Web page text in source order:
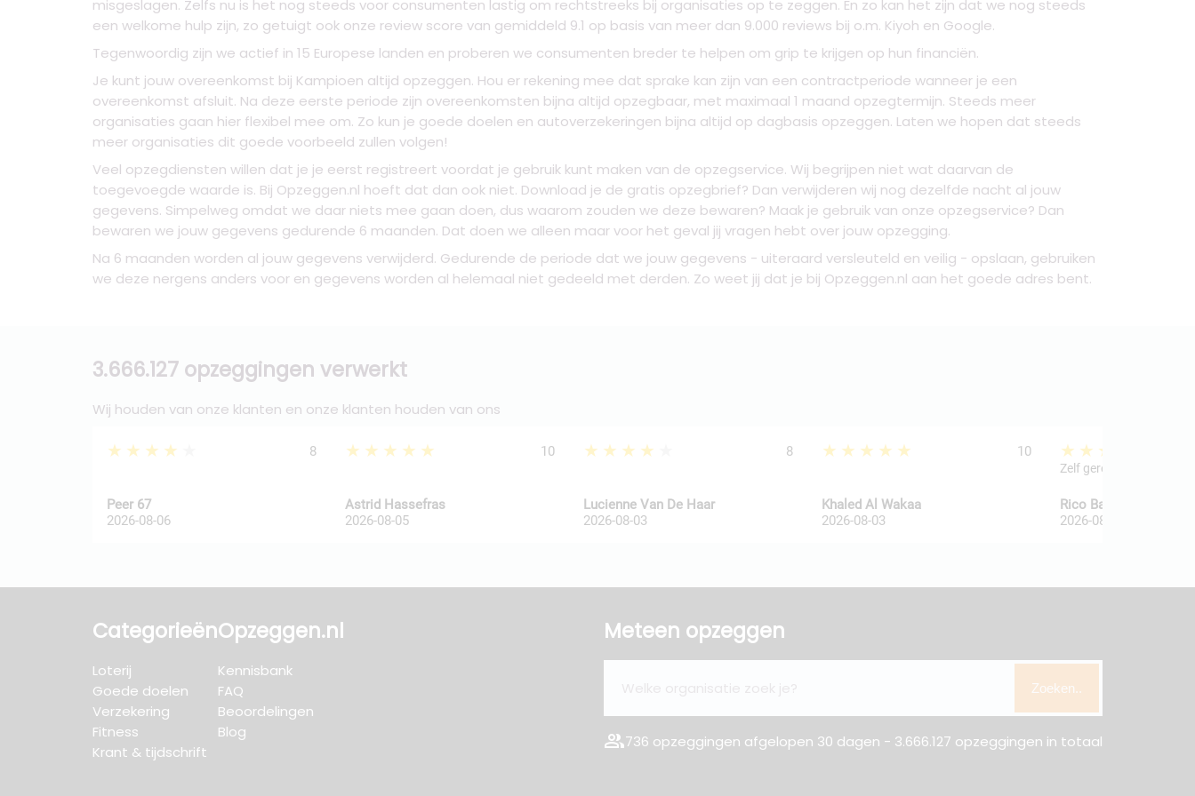
misgeslagen. Zelfs nu is het nog steeds voor consumenten lastig om rechtstreeks bij organisaties op te zeggen. En zo kan het zijn dat we nog steeds
een welkome hulp zijn, zo getuigt ook onze review score van gemiddeld 9.1 op basis van meer dan 9.000 reviews bij o.m. Kiyoh en Google.
Tegenwoordig zijn we actief in 15 Europese landen en proberen we consumenten breder te helpen om grip te krijgen op hun financiën.
Je kunt jouw overeenkomst bij Kampioen altijd opzeggen. Hou er rekening mee dat sprake kan zijn van een contractperiode wanneer je een
overeenkomst afsluit. Na deze eerste periode zijn overeenkomsten bijna altijd opzegbaar, met maximaal 1 maand opzegtermijn. Steeds meer
organisaties gaan hier flexibel mee om. Zo kun je goede doelen en autoverzekeringen bijna altijd op dagbasis opzeggen. Laten we hopen dat steeds
meer organisaties dit goede voorbeeld zullen volgen!
Veel opzegdiensten willen dat je je eerst registreert voordat je gebruik kunt maken van de opzegservice. Wij begrijpen niet wat daarvan de
toegevoegde waarde is. Bij Opzeggen.nl hoeft dat dan ook niet. Download je de gratis opzegbrief? Dan verwijderen wij nog dezelfde nacht al jouw
gegevens. Simpelweg omdat we daar niets mee gaan doen, dus waarom zouden we deze bewaren? Maak je gebruik van onze opzegservice? Dan
bewaren we jouw gegevens gedurende 6 maanden. Dat doen we alleen maar voor het geval jij vragen hebt over jouw opzegging.
Na 6 maanden worden al jouw gegevens verwijderd. Gedurende de periode dat we jouw gegevens - uiteraard versleuteld en veilig - opslaan, gebruiken
we deze nergens anders voor en gegevens worden al helemaal niet gedeeld met derden. Zo weet jij dat je bij Opzeggen.nl aan het goede adres bent.
3.666.127 opzeggingen verwerkt
Wij houden van onze klanten en onze klanten houden van ons
★★★★★ 8
Peer 67
2026-08-06
★★★★★ 10
Astrid Hassefras
2026-08-05
★★★★★ 8
Lucienne Van De Haar
2026-08-03
★★★★★ 10
Khaled Al Wakaa
2026-08-03
★★★★★
Zelf geregeld
Rico Ballegooij van
2026-08-03
Categorieën
Loterij
Goede doelen
Verzekering
Fitness
Krant & tijdschrift
Opzeggen.nl
Kennisbank
FAQ
Beoordelingen
Blog
Meteen opzeggen
Zoeken..
group736 opzeggingen afgelopen 30 dagen - 3.666.127 opzeggingen in totaal